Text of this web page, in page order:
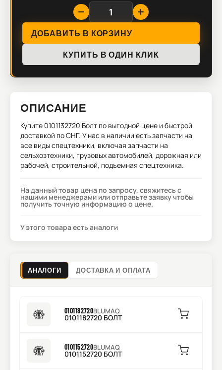
ДОБАВИТЬ В КОРЗИНУ
КУПИТЬ В ОДИН КЛИК
ОПИСАНИЕ
Купите 0101132720 Болт по выгодной цене и быстрой
доставкой по СНГ. У нас в наличии есть запчасти на
все виды спецтехники, включая запчасти на
сельхозтехники, грузовых автомобилей, дорожная или
рабочей, строительной, подъемная спецтехника.
На данный товар цена по запросу, свяжитесь с
нашими менеджерами или отправьте заявку чтобы
получить точную информацию о цене.
У этого товара есть аналоги
АНАЛОГИ ДОСТАВКА И ОПЛАТА
0101182720BLUMAQ
0101182720 БОЛТ
0101152720BLUMAQ
0101152720 БОЛТ